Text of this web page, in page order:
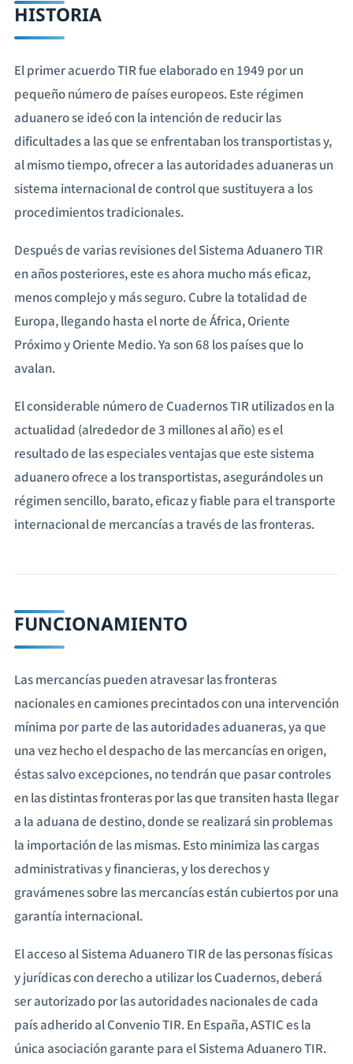
HISTORIA
El primer acuerdo TIR fue elaborado en 1949 por un
pequeño número de países europeos. Este régimen
aduanero se ideó con la intención de reducir las
dificultades a las que se enfrentaban los transportistas y,
al mismo tiempo, ofrecer a las autoridades aduaneras un
sistema internacional de control que sustituyera a los
procedimientos tradicionales.
Después de varias revisiones del Sistema Aduanero TIR
en años posteriores, este es ahora mucho más eficaz,
menos complejo y más seguro. Cubre la totalidad de
Europa, llegando hasta el norte de África, Oriente
Próximo y Oriente Medio. Ya son 68 los países que lo
avalan.
El considerable número de Cuadernos TIR utilizados en la
actualidad (alrededor de 3 millones al año) es el
resultado de las especiales ventajas que este sistema
aduanero ofrece a los transportistas, asegurándoles un
régimen sencillo, barato, eficaz y fiable para el transporte
internacional de mercancías a través de las fronteras.
FUNCIONAMIENTO
Las mercancías pueden atravesar las fronteras
nacionales en camiones precintados con una intervención
mínima por parte de las autoridades aduaneras, ya que
una vez hecho el despacho de las mercancías en origen,
éstas salvo excepciones, no tendrán que pasar controles
en las distintas fronteras por las que transiten hasta llegar
a la aduana de destino, donde se realizará sin problemas
la importación de las mismas. Esto minimiza las cargas
administrativas y financieras, y los derechos y
gravámenes sobre las mercancías están cubiertos por una
garantía internacional.
El acceso al Sistema Aduanero TIR de las personas físicas
y jurídicas con derecho a utilizar los Cuadernos, deberá
ser autorizado por las autoridades nacionales de cada
país adherido al Convenio TIR. En España, ASTIC es la
única asociación garante para el Sistema Aduanero TIR.